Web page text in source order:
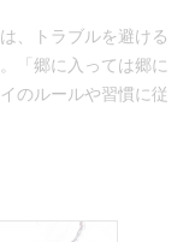
、トラブルを避ける
「郷に入っては郷に
のルールや習慣に従